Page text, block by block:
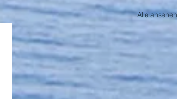
Alle ansehen